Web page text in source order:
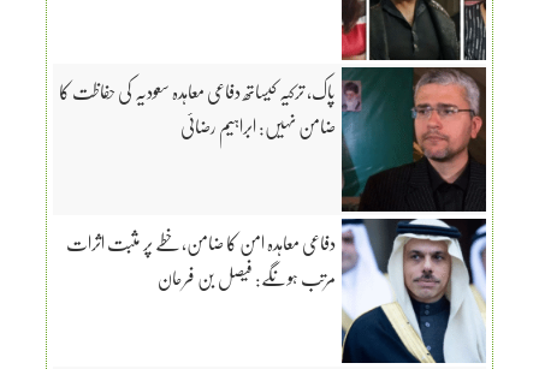
پاک، ترکیہ کیساتھ دفاعی معاہدہ سعودیہ کی حفاظت کا
ضامن نہیں: ابراہیم رضائی
دفاعی معاہدہ امن کا ضامن، خطے پر مثبت اثرات
مرتب ہونگے: فیصل بن فرحان